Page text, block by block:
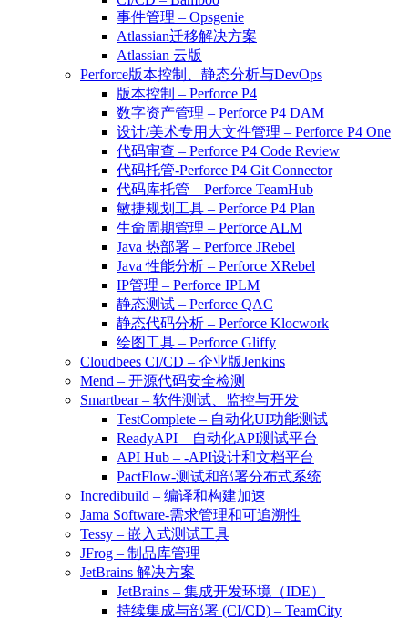
事件管理 – Opsgenie
Atlassian迁移解决方案
Atlassian 云版
Perforce版本控制、静态分析与DevOps
版本控制 – Perforce P4
数字资产管理 – Perforce P4 DAM
设计/美术专用大文件管理 – Perforce P4 One
代码审查 – Perforce P4 Code Review
代码托管-Perforce P4 Git Connector
代码库托管 – Perforce TeamHub
敏捷规划工具 – Perforce P4 Plan
生命周期管理 – Perforce ALM
Java 热部署 – Perforce JRebel
Java 性能分析 – Perforce XRebel
IP管理 – Perforce IPLM
静态测试 – Perforce QAC
静态代码分析 – Perforce Klocwork
绘图工具 – Perforce Gliffy
Cloudbees CI/CD – 企业版Jenkins
Mend – 开源代码安全检测
Smartbear – 软件测试、监控与开发
TestComplete – 自动化UI功能测试
ReadyAPI – 自动化API测试平台
API Hub – -API设计和文档平台
PactFlow-测试和部署分布式系统
Incredibuild – 编译和构建加速
Jama Software-需求管理和可追溯性
Tessy – 嵌入式测试工具
JFrog – 制品库管理
JetBrains 解决方案
JetBrains – 集成开发环境（IDE）
持续集成与部署 (CI/CD) – TeamCity